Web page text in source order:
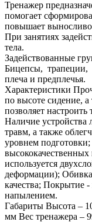
Тренажер
помогает
повышает
При занятиях
тела.
Задействованные
Бицепсы,
плеча и предплечья.
Характеристики
по высоте сидение,
позволяет
Наличие устройства
травм, а также
уровнем
используется
деформации);
качества; Покрытие
напылением.
Габариты Высота –
мм Вес тренажера –